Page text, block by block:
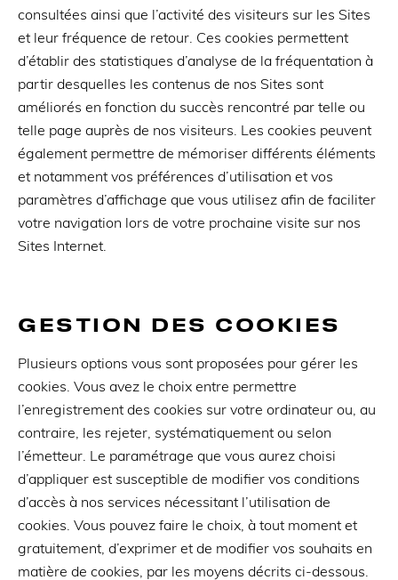
consultées ainsi que l’activité des visiteurs sur les Sites
et leur fréquence de retour. Ces cookies permettent
d’établir des statistiques d’analyse de la fréquentation à
partir desquelles les contenus de nos Sites sont
améliorés en fonction du succès rencontré par telle ou
telle page auprès de nos visiteurs. Les cookies peuvent
également permettre de mémoriser différents éléments
et notamment vos préférences d’utilisation et vos
paramètres d’affichage que vous utilisez afin de faciliter
votre navigation lors de votre prochaine visite sur nos
Sites Internet.
GESTION DES COOKIES
Plusieurs options vous sont proposées pour gérer les
cookies. Vous avez le choix entre permettre
l’enregistrement des cookies sur votre ordinateur ou, au
contraire, les rejeter, systématiquement ou selon
l’émetteur. Le paramétrage que vous aurez choisi
d’appliquer est susceptible de modifier vos conditions
d’accès à nos services nécessitant l’utilisation de
cookies. Vous pouvez faire le choix, à tout moment et
gratuitement, d’exprimer et de modifier vos souhaits en
matière de cookies, par les moyens décrits ci-dessous.